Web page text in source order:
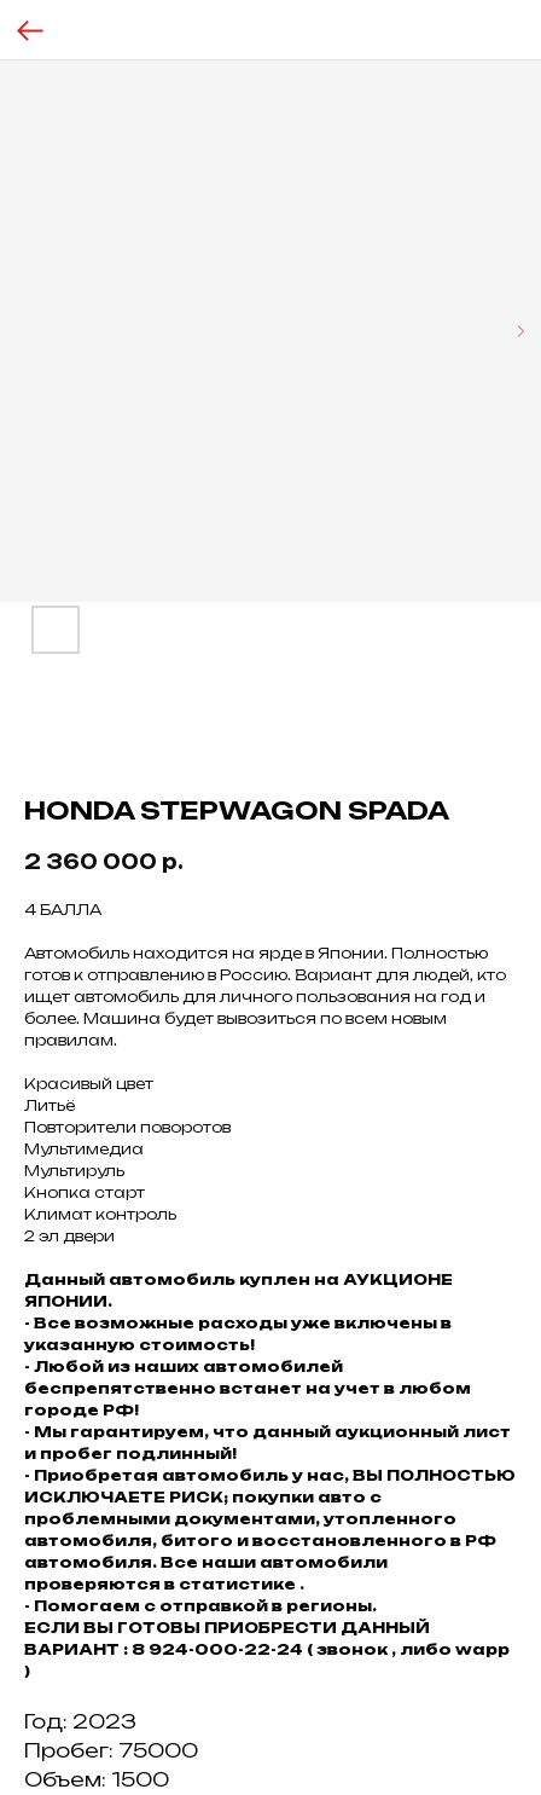
HONDA STEPWAGON SPADA
2 360 000 р.
4 БАЛЛА
Автомобиль находится на ярде в Японии. Полностью
готов к отправлению в Россию. Вариант для людей, кто
ищет автомобиль для личного пользования на год и
более. Машина будет вывозиться по всем новым
правилам.
Красивый цвет
Литьё
Повторители поворотов
Мультимедиа
Мультируль
Кнопка старт
Климат контроль
2 эл двери
Данный автомобиль куплен на АУКЦИОНЕ
ЯПОНИИ.
- Все возможные расходы уже включены в
указанную стоимость!
- Любой из наших автомобилей
беспрепятственно встанет на учет в любом
городе РФ!
- Мы гарантируем, что данный аукционный лист
и пробег подлинный!
- Приобретая автомобиль у нас, ВЫ ПОЛНОСТЬЮ
ИСКЛЮЧАЕТЕ РИСК; покупки авто с
проблемными документами, утопленного
автомобиля, битого и восстановленного в РФ
автомобиля. Все наши автомобили
проверяются в статистике .
- Помогаем с отправкой в регионы.
ЕСЛИ ВЫ ГОТОВЫ ПРИОБРЕСТИ ДАННЫЙ
ВАРИАНТ : 8 924-000-22-24 ( звонок , либо wapp
)
Год: 2023
Пробег: 75000
Объем: 1500